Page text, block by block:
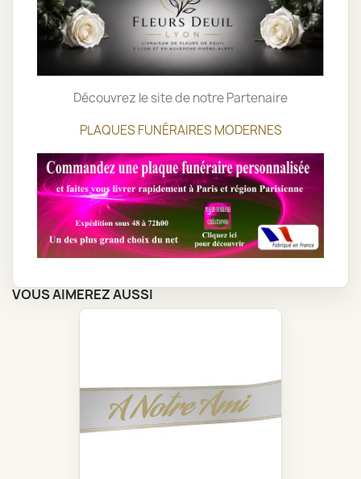
Découvrez le site de notre Partenaire
PLAQUES FUNÉRAIRES MODERNES
VOUS AIMEREZ AUSSI